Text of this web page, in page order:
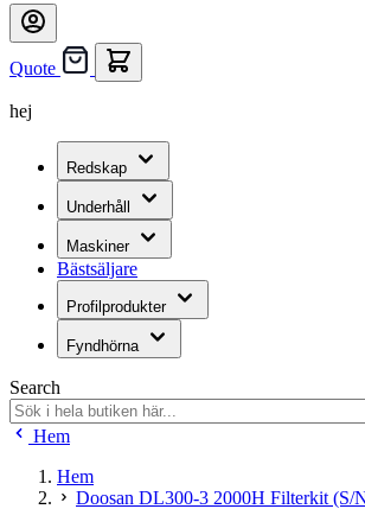
Quote
hej
Redskap
Underhåll
Maskiner
Bästsäljare
Profilprodukter
Fyndhörna
Search
Hem
Hem
Doosan DL300-3 2000H Filterkit (S/